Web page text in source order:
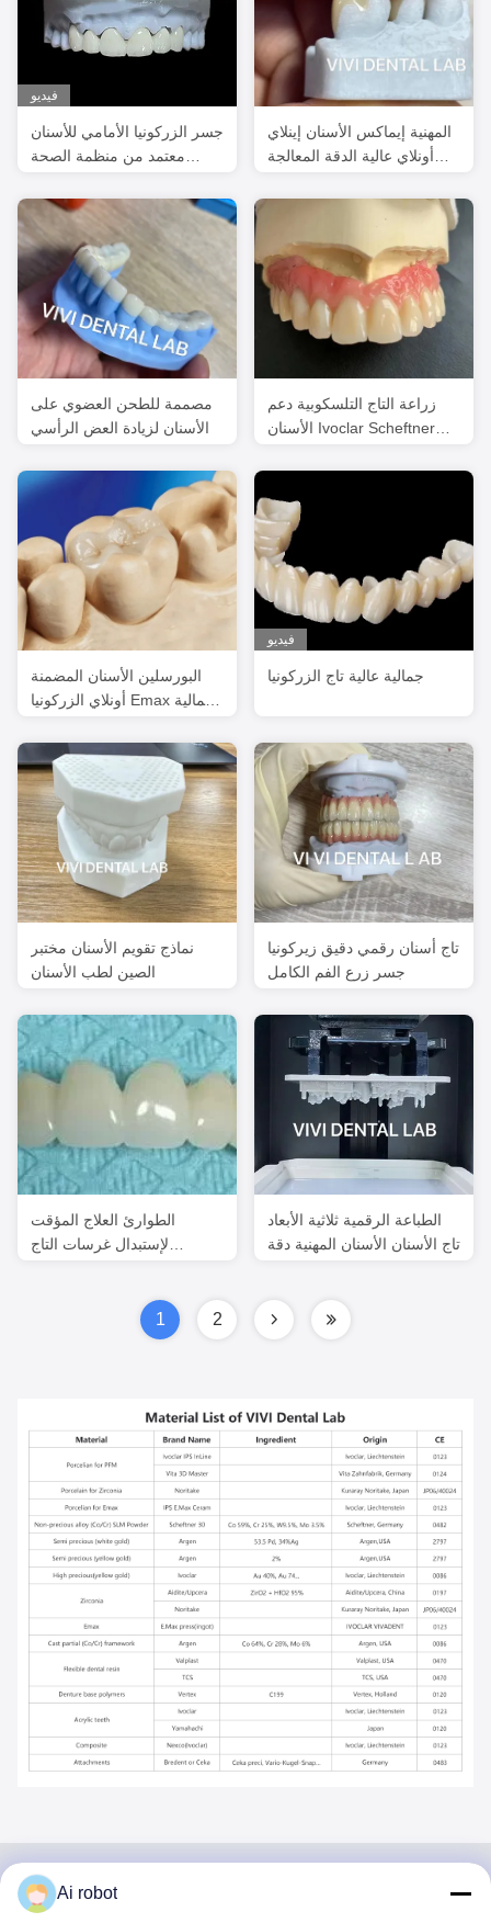
فيديو
جسر الزركونيا الأمامي للأسنان
معتمد من منظمة الصحة
المهنية إيماكس الأسنان إينلاي
أونلاي عالية الدقة المعالجة
مصممة للطحن العضوي على
الأسنان لزيادة العض الرأسي
زراعة التاج التلسكوبية دعم
الأسنان Ivoclar Scheftner
البورسلين الأسنان المضمنة
أونلاي الزركونيا Emax جمالية
فيديو
جمالية عالية تاج الزركونيا
نماذج تقويم الأسنان مختبر
الصين لطب الأسنان
تاج أسنان رقمي دقيق زيركونيا
جسر زرع الفم الكامل
الطوارئ العلاج المؤقت
لإستبدال غرسات التاج
الطباعة الرقمية ثلاثية الأبعاد
تاج الأسنان الأسنان المهنية دقة
1 2
Ai robot